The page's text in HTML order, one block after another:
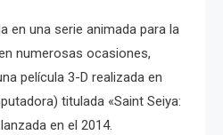
en una serie animada para la
numerosas ocasiones,
película 3-D realizada en
titulada «Saint Seiya:
en el 2014.